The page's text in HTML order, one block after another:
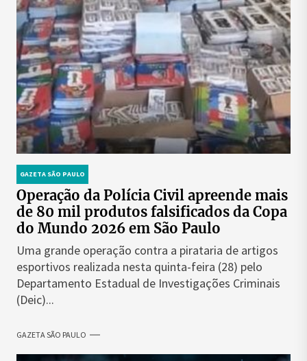
GAZETA SÃO PAULO
Operação da Polícia Civil apreende mais
de 80 mil produtos falsificados da Copa
do Mundo 2026 em São Paulo
Uma grande operação contra a pirataria de artigos
esportivos realizada nesta quinta-feira (28) pelo
Departamento Estadual de Investigações Criminais
(Deic)...
GAZETA SÃO PAULO